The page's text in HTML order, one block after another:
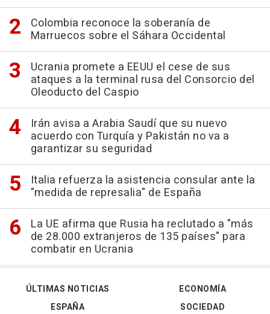
Colombia reconoce la soberanía de
Marruecos sobre el Sáhara Occidental
Ucrania promete a EEUU el cese de sus
ataques a la terminal rusa del Consorcio del
Oleoducto del Caspio
Irán avisa a Arabia Saudí que su nuevo
acuerdo con Turquía y Pakistán no va a
garantizar su seguridad
Italia refuerza la asistencia consular ante la
"medida de represalia" de España
La UE afirma que Rusia ha reclutado a "más
de 28.000 extranjeros de 135 países" para
combatir en Ucrania
ÚLTIMAS NOTICIAS
ESPAÑA
ECONOMÍA
SOCIEDAD